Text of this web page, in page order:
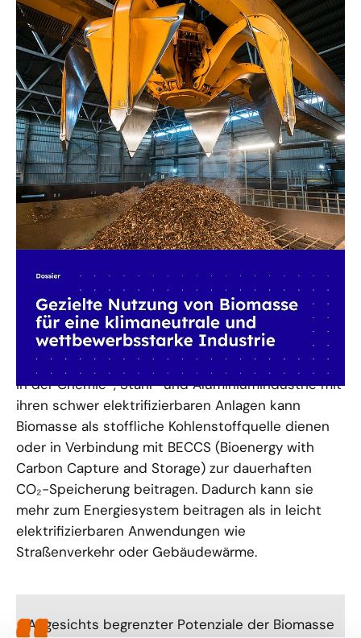
Welche Potenziale hat Biomasse in der Industrie?
Das Dossier beleuchtet den Einsatz von Biomasse
Nutzung auf. Weiterhin wurden Empfehlungen für
sektorübergreifende Anreizsysteme und eine
strategische Roadmap entwickelt.
Biomasse als stoffliche Kohlenstoffquelle
In der Chemie-, Stahl- und Aluminiumindustrie mit
ihren schwer elektrifizierbaren Anlagen kann
Biomasse als stoffliche Kohlenstoffquelle dienen
oder in Verbindung mit BECCS (Bioenergy with
Carbon Capture and Storage) zur dauerhaften
CO₂-Speicherung beitragen. Dadurch kann sie
mehr zum Energiesystem beitragen als in leicht
elektrifizierbaren Anwendungen wie
Straßenverkehr oder Gebäudewärme.
Angesichts begrenzter Potenziale der Biomasse